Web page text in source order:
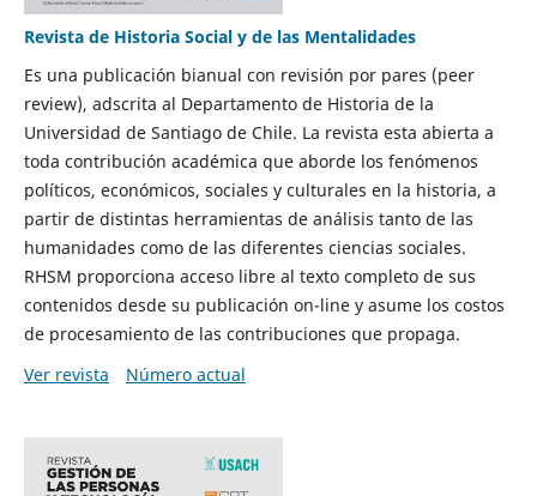
Revista de Historia Social y de las Mentalidades
Es una publicación bianual con revisión por pares (peer
review), adscrita al Departamento de Historia de la
Universidad de Santiago de Chile. La revista esta abierta a
toda contribución académica que aborde los fenómenos
políticos, económicos, sociales y culturales en la historia, a
partir de distintas herramientas de análisis tanto de las
humanidades como de las diferentes ciencias sociales.
RHSM proporciona acceso libre al texto completo de sus
contenidos desde su publicación on-line y asume los costos
de procesamiento de las contribuciones que propaga.
Ver revista
Número actual